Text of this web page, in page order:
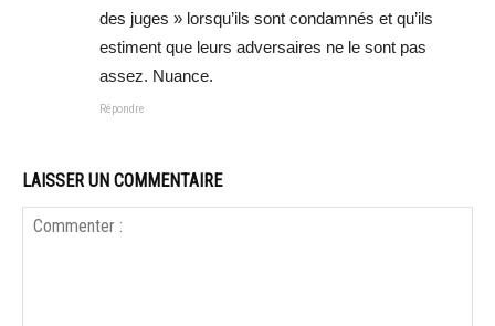
des juges » lorsqu’ils sont condamnés et qu’ils
estiment que leurs adversaires ne le sont pas
assez. Nuance.
Répondre
LAISSER UN COMMENTAIRE